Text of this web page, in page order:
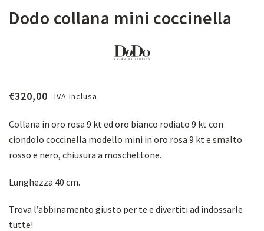
Dodo collana mini coccinella
€320,00 IVA inclusa
Collana in oro rosa 9 kt ed oro bianco rodiato 9 kt con
ciondolo coccinella modello mini in oro rosa 9 kt e smalto
rosso e nero, chiusura a moschettone.
Lunghezza 40 cm.
Trova l’abbinamento giusto per te e divertiti ad indossarle
tutte!